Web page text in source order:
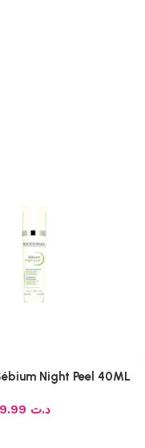
Night Peel 40ML
د.ت